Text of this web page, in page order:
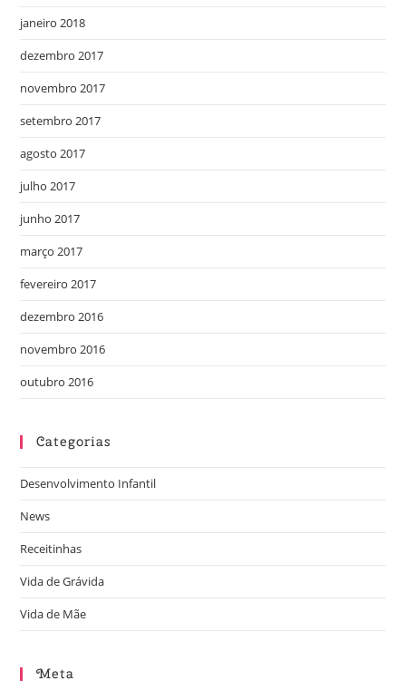
janeiro 2018
dezembro 2017
novembro 2017
setembro 2017
agosto 2017
julho 2017
junho 2017
março 2017
fevereiro 2017
dezembro 2016
novembro 2016
outubro 2016
Categorias
Desenvolvimento Infantil
News
Receitinhas
Vida de Grávida
Vida de Mãe
Meta